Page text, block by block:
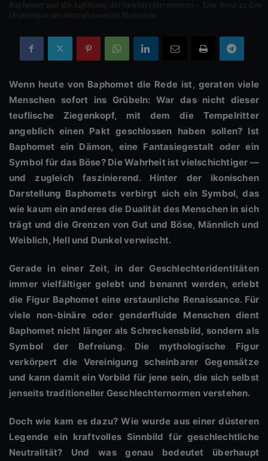
Baphomet und die Auflösung der Geschlechtergrenzen – Eine Reise zu den
Ursprüngen des neutralsexuellen Menschen
Wenn heute von Baphomet die Rede ist, geraten viele
Menschen sofort ins Grübeln: War das nicht dieser
teuflische Ziegenkopf, mit dem die Tempelritter
angeblich einen Pakt geschlossen haben sollen? Ist
Baphomet ein Dämon, eine Fantasiegestalt oder ein
Symbol für das Böse? Die Wahrheit ist vielschichtiger —
und zugleich faszinierend. Hinter der ikonischen
Darstellung Baphomets verbirgt sich ein Symbol, das
wie kaum ein anderes die Dualität des Menschen in sich
trägt und die Grenzen von Gut und Böse, Männlich und
Weiblich, Hell und Dunkel verwischt.
Gerade in einer Zeit, in der Geschlechteridentitäten
immer vielfältiger gelebt und benannt werden, erlebt
die Figur Baphomet eine erstaunliche Renaissance. Für
viele non-binäre oder genderfluide Menschen dient
Baphomet nicht länger als Schreckensbild, sondern als
Symbol der Befreiung. Die mythologische Figur
verkörpert die Vereinigung scheinbarer Gegensätze
und kann damit ein Vorbild für jene sein, die sich selbst
jenseits traditioneller Geschlechternormen verstehen.
Doch wie kam es dazu? Wie wurde aus einer düsteren
Legende ein kraftvolles Sinnbild für geschlechtliche
Neutralität? Und was genau bedeutet überhaupt